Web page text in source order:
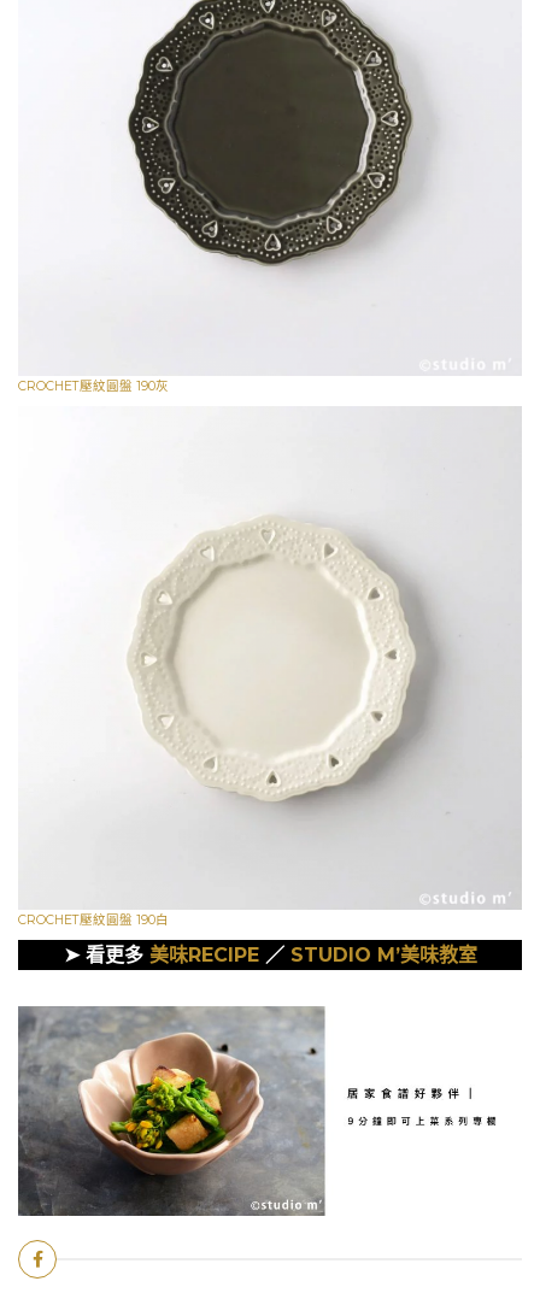
CROCHET壓紋圓盤 190灰
CROCHET壓紋圓盤 190白
➤ 看更多 美味RECIPE ／ STUDIO M’美味教室